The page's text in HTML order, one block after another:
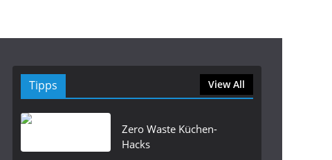
Tipps View All
Zero Waste Küchen-
Hacks